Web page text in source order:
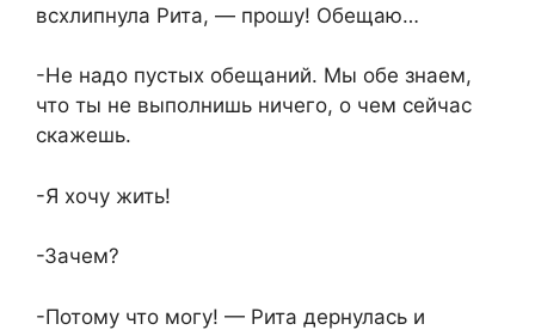
всхлипнула Рита, — прошу! Обещаю…
-Не надо пустых обещаний. Мы обе знаем,
что ты не выполнишь ничего, о чем сейчас
скажешь.
-Я хочу жить!
-Зачем?
-Потому что могу! — Рита дернулась и